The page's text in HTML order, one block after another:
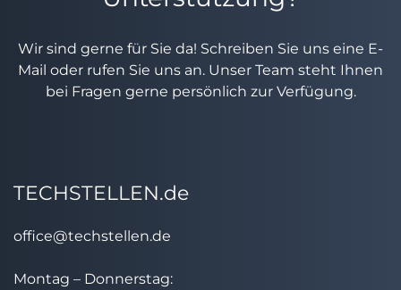
Wir sind gerne für Sie da! Schreiben Sie uns eine E-
Mail oder rufen Sie uns an. Unser Team steht Ihnen
bei Fragen gerne persönlich zur Verfügung.
TECHSTELLEN.de
office@techstellen.de
Montag – Donnerstag: